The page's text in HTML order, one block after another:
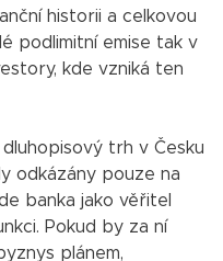
historii a celkovou
podlimitní emise tak v
kde vzniká ten
trh v Česku
odkázány pouze na
banka jako věřitel
Pokud by za ní
plánem,